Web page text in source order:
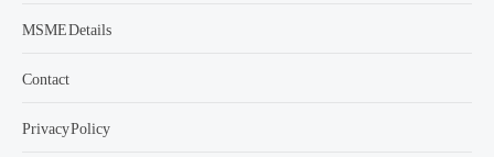
MSME Details
Contact
Privacy Policy